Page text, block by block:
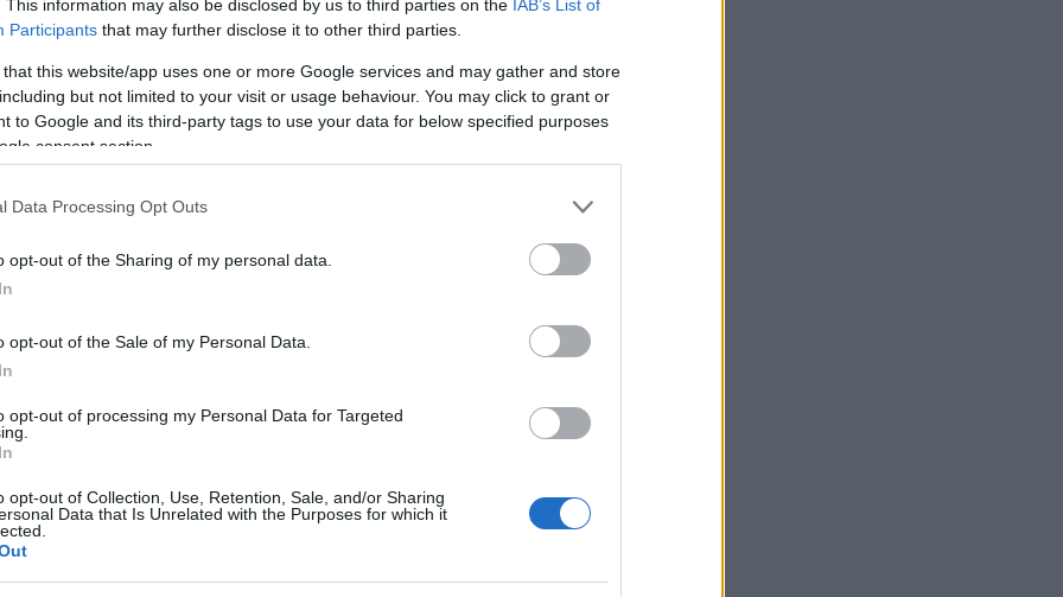
This information may also be disclosed by us to third parties on the IAB’s List of
Participants that may further disclose it to other third parties.
that this website/app uses one or more Google services and may gather and store
but not limited to your visit or usage behaviour. You may click to grant or
to Google and its third-party tags to use your data for below specified purposes
consent section.
Data Processing Opt Outs
opt-out of the Sharing of my personal data.
opt-out of the Sale of my Personal Data.
opt-out of processing my Personal Data for Targeted
opt-out of Collection, Use, Retention, Sale, and/or Sharing
Data that Is Unrelated with the Purposes for which it
de mireasa: cele mai importante
Nazalu
complet de alegere a rujului pentru
de mireasa